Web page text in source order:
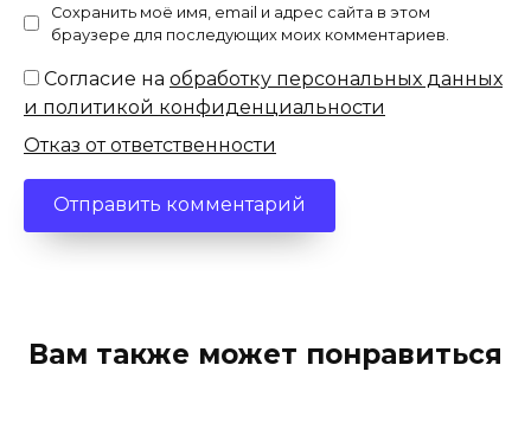
Сохранить моё имя, email и адрес сайта в этом
браузере для последующих моих комментариев.
Согласие на обработку персональных данных
и политикой конфиденциальности
Отказ от ответственности
Вам также может понравиться